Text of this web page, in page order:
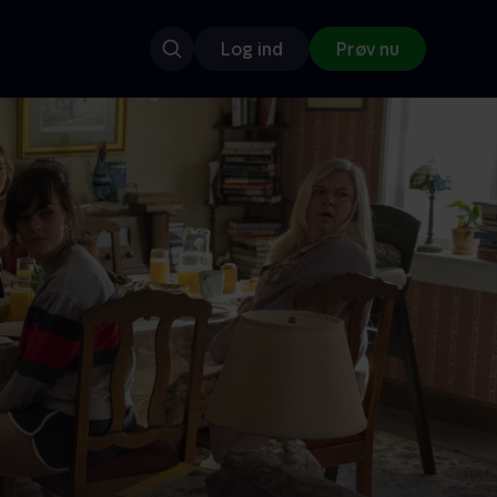
Log ind Prøv nu